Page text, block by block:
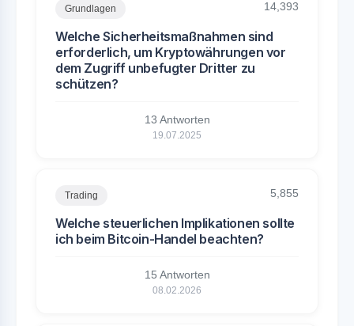
Grundlagen 14,393
Welche Sicherheitsmaßnahmen sind
erforderlich, um Kryptowährungen vor
dem Zugriff unbefugter Dritter zu
schützen?
13 Antworten
19.07.2025
Trading 5,855
Welche steuerlichen Implikationen sollte
ich beim Bitcoin-Handel beachten?
15 Antworten
08.02.2026